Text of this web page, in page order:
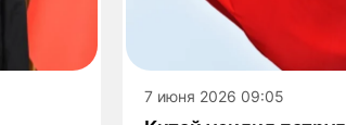
7 июня 2026 09:05